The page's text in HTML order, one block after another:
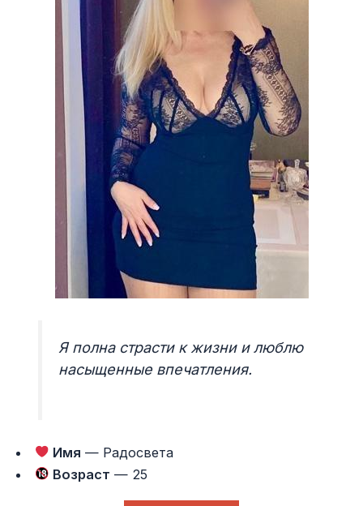
Я полна страсти к жизни и люблю
насыщенные впечатления.
Имя — Радосвета
Возраст — 25